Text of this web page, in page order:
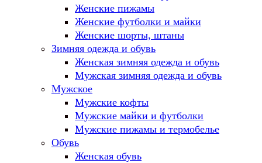
Женские пижамы
Женские футболки и майки
Женские шорты, штаны
Зимняя одежда и обувь
Женская зимняя одежда и обувь
Мужская зимняя одежда и обувь
Мужское
Мужские кофты
Мужские майки и футболки
Мужские пижамы и термобелье
Обувь
Женская обувь